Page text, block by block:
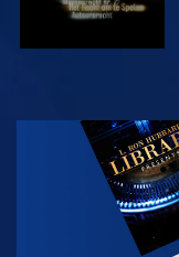
KIJK